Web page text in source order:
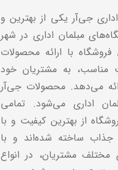
جی‌آر یکی از بهترین و
مبلمان اداری در شهر
با ارائه محصولات
مناسب، به مشتریان خود
می‌دهد. محصولات جی‌آر
اداری می‌شود. تمامی
از بهترین کیفیت و با
ساخته شده‌اند و با
مختلف مشتریان، در انواع